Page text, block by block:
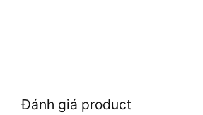
Đánh giá product